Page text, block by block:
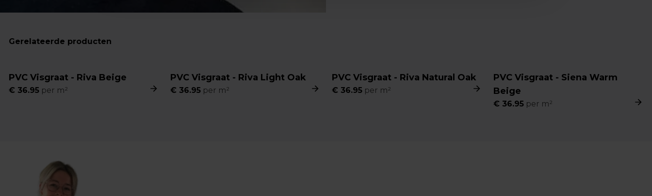
Gerelateerde producten
PVC Visgraat - Riva Beige
€ 36.95 per m²
PVC Visgraat - Riva Light Oak
€ 36.95 per m²
PVC Visgraat - Riva Natural Oak
€ 36.95 per m²
PVC Visgraat - Siena Warm
Beige
€ 36.95 per m²